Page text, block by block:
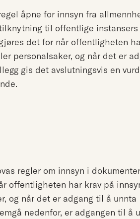
åpne for innsyn fra
til offentlige instansers
det for når offentligheten
personalsaker, og når det er
gis det avslutningsvis en
regler om innsyn i
offentligheten har krav på
og når det er adgang til å unnta
nedenfor, er adgangen til å